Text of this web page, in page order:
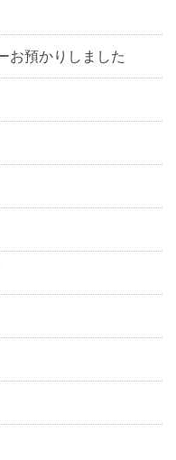
お預かりしました